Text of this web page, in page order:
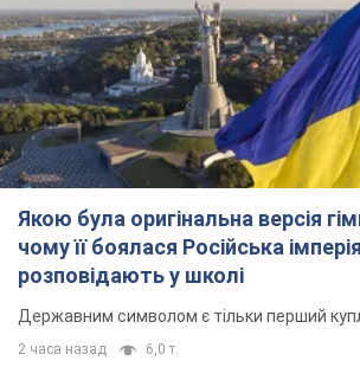
Якою була оригінальна версія
чому її боялася Російська
розповідають у школі
Державним символом є тільки перший
2 часа назад 6,0 т.